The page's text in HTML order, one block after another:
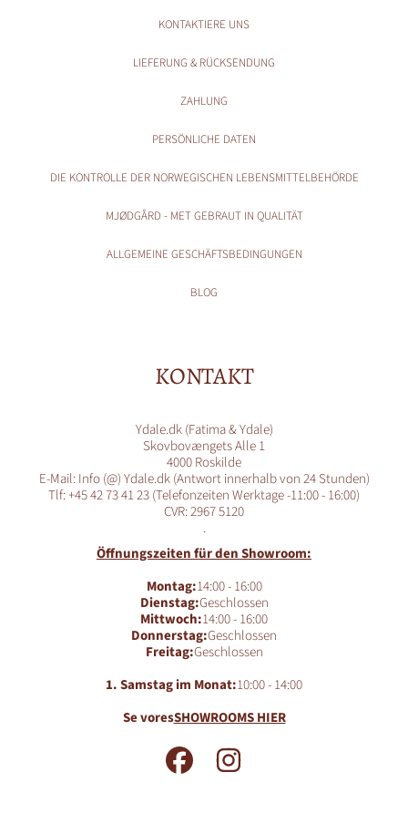
KONTAKTIERE UNS
LIEFERUNG & RÜCKSENDUNG
ZAHLUNG
PERSÖNLICHE DATEN
DIE KONTROLLE DER NORWEGISCHEN LEBENSMITTELBEHÖRDE
MJØDGÅRD - MET GEBRAUT IN QUALITÄT
ALLGEMEINE GESCHÄFTSBEDINGUNGEN
BLOG
KONTAKT
Ydale.dk (Fatima & Ydale)
Skovbovængets Alle 1
4000 Roskilde
E-Mail: Info (@) Ydale.dk (Antwort innerhalb von 24 Stunden)
Tlf: +45 42 73 41 23 (Telefonzeiten Werktage -11:00 - 16:00)
CVR: 2967 5120
.
Öffnungszeiten für den Showroom:
Montag:14:00 - 16:00
Dienstag:Geschlossen
Mittwoch:14:00 - 16:00
Donnerstag:Geschlossen
Freitag:Geschlossen
1. Samstag im Monat:10:00 - 14:00
Se voresSHOWROOMS HIER
FACEBOOK